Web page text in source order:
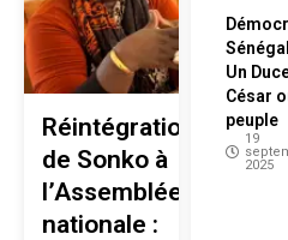
Réintégration
de Sonko à
l’Assemblée
nationale :
Un
César
peuple
19
2025